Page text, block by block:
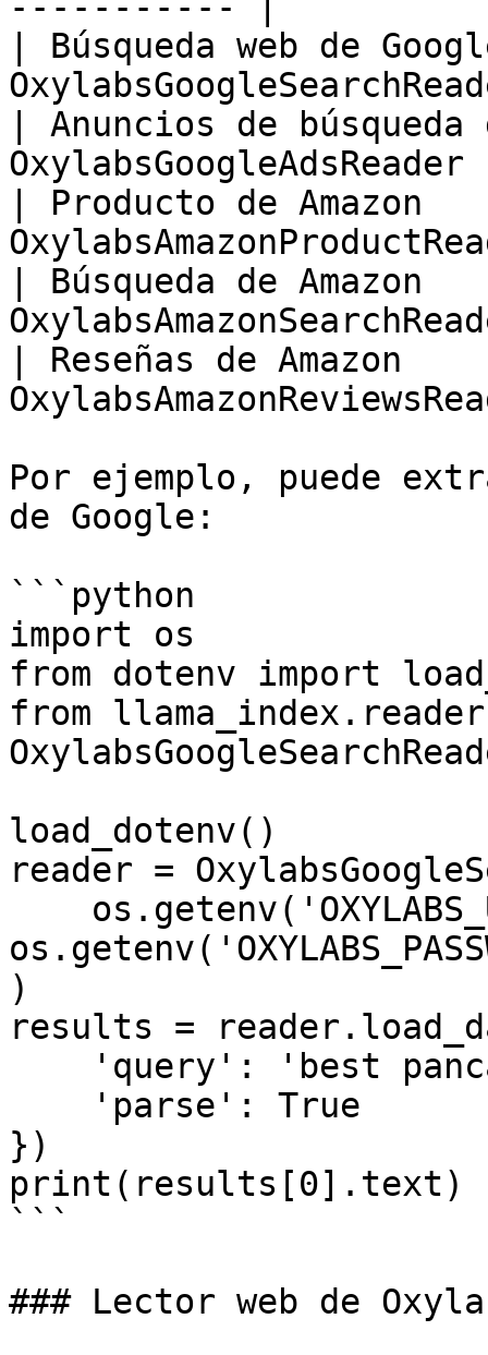
| Búsqueda web de
| Anuncios de
| Producto de
| Búsqueda de
| Reseñas de
Por ejemplo, puede
de Google:
```python
import os
from dotenv import
from
load_dotenv()
reader =
)
results =
})
print(results[0].text)
```
### Lector web de